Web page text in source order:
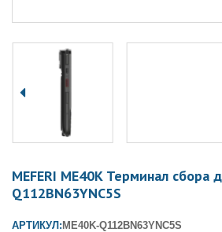
MEFERI ME40K Терминал сбора
Q112BN63YNC5S
АРТИКУЛ:ME40K-Q112BN63YNC5S